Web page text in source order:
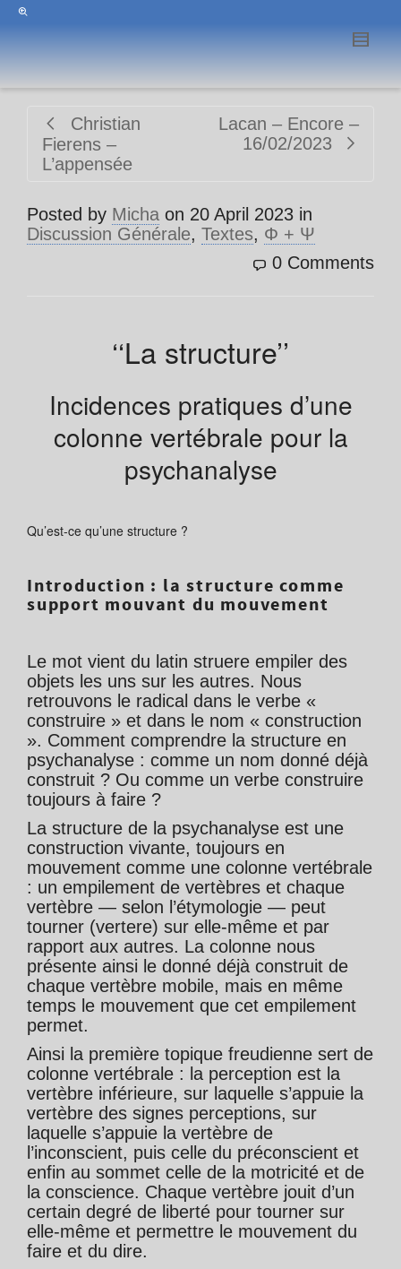
Christian
Fierens –
L’appensée
Lacan – Encore –
16/02/2023
Posted by Micha on 20 April 2023 in
Discussion Générale, Textes, Φ + Ψ
0 Comments
‘‘La structure’’
Incidences pratiques d’une
colonne vertébrale pour la
psychanalyse
Qu’est-ce qu’une structure ?
Introduction : la structure comme
support mouvant du mouvement
Le mot vient du latin struere empiler des
objets les uns sur les autres. Nous
retrouvons le radical dans le verbe «
construire » et dans le nom « construction
». Comment comprendre la structure en
psychanalyse : comme un nom donné déjà
construit ? Ou comme un verbe construire
toujours à faire ?
La structure de la psychanalyse est une
construction vivante, toujours en
mouvement comme une colonne vertébrale
: un empilement de vertèbres et chaque
vertèbre — selon l’étymologie — peut
tourner (vertere) sur elle-même et par
rapport aux autres. La colonne nous
présente ainsi le donné déjà construit de
chaque vertèbre mobile, mais en même
temps le mouvement que cet empilement
permet.
Ainsi la première topique freudienne sert de
colonne vertébrale : la perception est la
vertèbre inférieure, sur laquelle s’appuie la
vertèbre des signes perceptions, sur
laquelle s’appuie la vertèbre de
l’inconscient, puis celle du préconscient et
enfin au sommet celle de la motricité et de
la conscience. Chaque vertèbre jouit d’un
certain degré de liberté pour tourner sur
elle-même et permettre le mouvement du
faire et du dire.